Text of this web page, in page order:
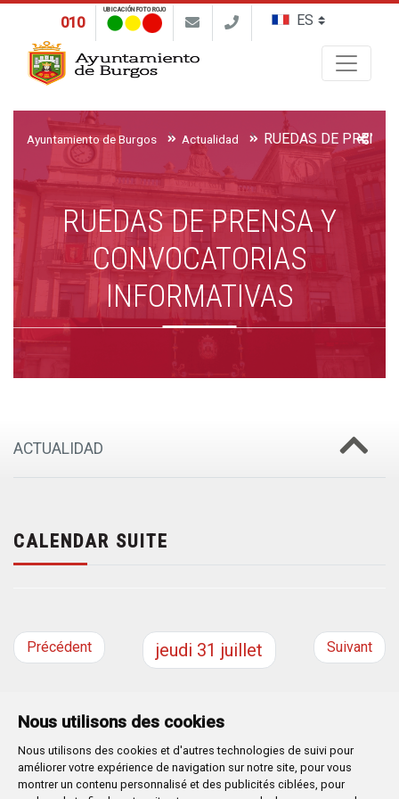
Nous utilisons des cookies
Nous utilisons des cookies et d'autres technologies de suivi pour
améliorer votre expérience de navigation sur notre site, pour vous
montrer un contenu personnalisé et des publicités ciblées, pour
010
UBICACIÓN FOTO ROJO
Ayuntamiento de Burgos Actualidad
RUEDAS DE PRENSA Y
CONVOCATORIAS
INFORMATIVAS
ACTUALIDAD
CALENDAR SUITE
Précédent jeudi 31 juillet Suivant
Plaza Mayor 1- 09071BURGOS
947 288 800 CIF: P-0906100-C